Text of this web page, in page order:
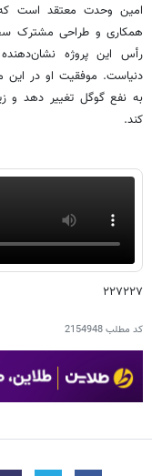
امین وحدت معتقد است
همکاری و طراحی مشترک
رأس این پروژه
دنیاست. موفقیت او در
به نفع گوگل تغییر دهد و
کند.
۲۲۷۲۲۷
کد مطلب2154948